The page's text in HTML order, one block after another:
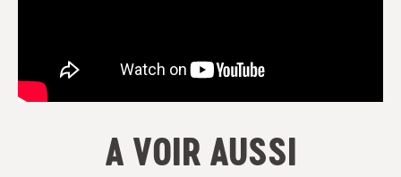
A VOIR AUSSI